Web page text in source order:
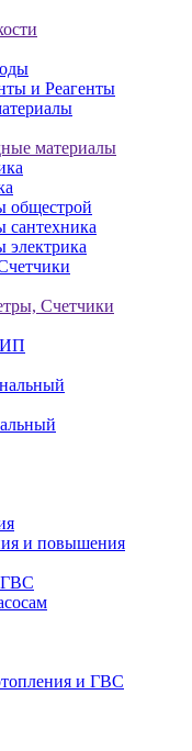
и Реагенты
материалы
общестрой
сантехника
электрика
Счетчики
и повышения
ГВС
и ГВС